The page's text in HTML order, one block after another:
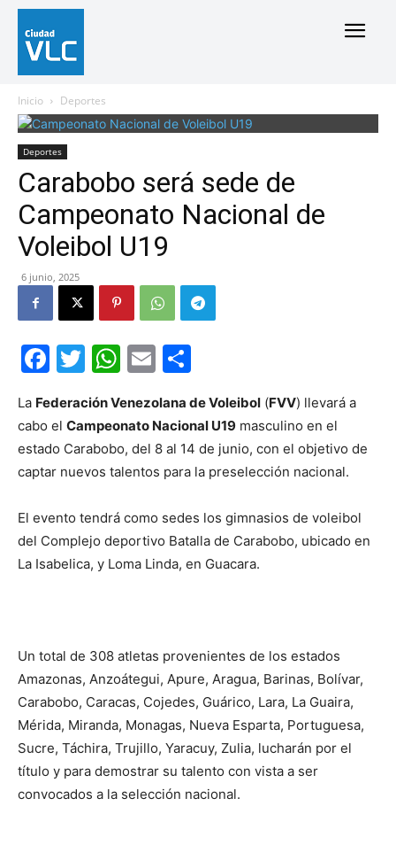
Inicio Deportes
Deportes
Carabobo será sede de
Campeonato Nacional de
Voleibol U19
6 junio, 2025
Facebook
Twitter
WhatsApp
Email
La Federación Venezolana de Voleibol (FVV) llevará a
cabo el Campeonato Nacional U19 masculino en el
estado Carabobo, del 8 al 14 de junio, con el objetivo de
captar nuevos talentos para la preselección nacional.
El evento tendrá como sedes los gimnasios de voleibol
del Complejo deportivo Batalla de Carabobo, ubicado en
La Isabelica, y Loma Linda, en Guacara.
Un total de 308 atletas provenientes de los estados
Amazonas, Anzoátegui, Apure, Aragua, Barinas, Bolívar,
Carabobo, Caracas, Cojedes, Guárico, Lara, La Guaira,
Mérida, Miranda, Monagas, Nueva Esparta, Portuguesa,
Sucre, Táchira, Trujillo, Yaracuy, Zulia, lucharán por el
título y para demostrar su talento con vista a ser
convocados a la selección nacional.